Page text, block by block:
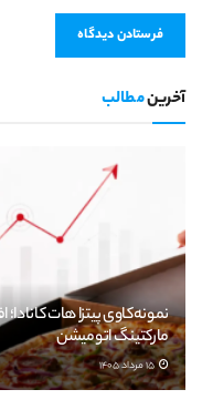
آخرینمطالب
نمونه‌کاوی پیتزا هات
مارکتینگ اتومیشن
15 مرداد 1405